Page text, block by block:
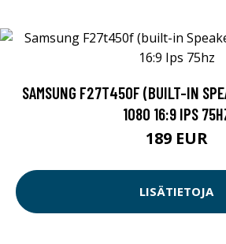
SAMSUNG F27T450F (BUILT-IN
1080 16:9 IPS
189 EUR
LISÄTIETOJA